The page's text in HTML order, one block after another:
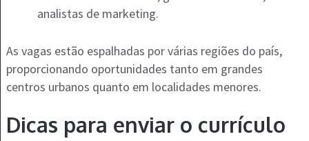
analistas de marketing.
As vagas estão espalhadas por várias regiões do país,
proporcionando oportunidades tanto em grandes
centros urbanos quanto em localidades menores.
Dicas para enviar o currículo